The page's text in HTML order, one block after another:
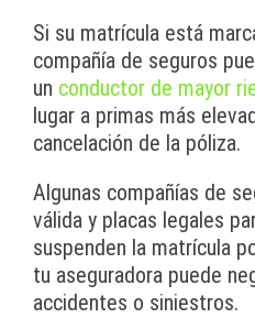
Si su matrícula está
compañía de seguros
un conductor de mayor
lugar a primas más
cancelación de la póliza.
Algunas compañías de
válida y placas legales
suspenden la matrícula
tu aseguradora puede
accidentes o siniestros.